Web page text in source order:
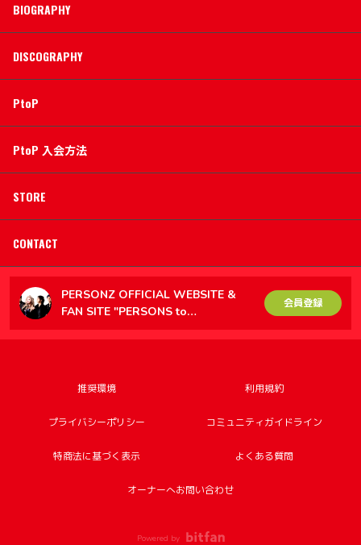
BIOGRAPHY
DISCOGRAPHY
PtoP
PtoP 入会方法
STORE
CONTACT
PERSONZ OFFICIAL WEBSITE &
FAN SITE "PERSONS to
PERSONZ（PtoP）"
会員登録
推奨環境 利用規約
プライバシーポリシー コミュニティガイドライン
特商法に基づく表示 よくある質問
オーナーへお問い合わせ
Powered by